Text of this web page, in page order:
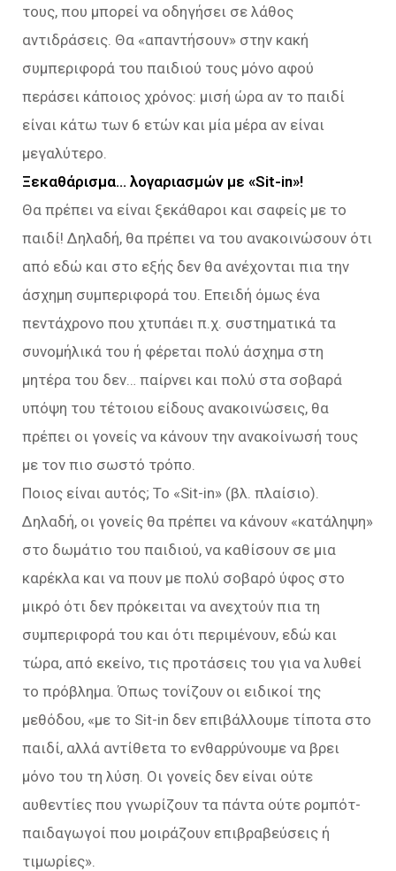
τους, που μπορεί να οδηγήσει σε λάθος
αντιδράσεις. Θα «απαντήσουν» στην κακή
συμπεριφορά του παιδιού τους μόνο αφού
περάσει κάποιος χρόνος: μισή ώρα αν το παιδί
είναι κάτω των 6 ετών και μία μέρα αν είναι
μεγαλύτερο.
Ξεκαθάρισμα… λογαριασμών με «Sit-in»!
Θα πρέπει να είναι ξεκάθαροι και σαφείς με το
παιδί! Δηλαδή, θα πρέπει να του ανακοινώσουν ότι
από εδώ και στο εξής δεν θα ανέχονται πια την
άσχημη συμπεριφορά του. Επειδή όμως ένα
πεντάχρονο που χτυπάει π.χ. συστηματικά τα
συνομήλικά του ή φέρεται πολύ άσχημα στη
μητέρα του δεν… παίρνει και πολύ στα σοβαρά
υπόψη του τέτοιου είδους ανακοινώσεις, θα
πρέπει οι γονείς να κάνουν την ανακοίνωσή τους
με τον πιο σωστό τρόπο.
Ποιος είναι αυτός; Το «Sit-in» (βλ. πλαίσιο).
Δηλαδή, οι γονείς θα πρέπει να κάνουν «κατάληψη»
στο δωμάτιο του παιδιού, να καθίσουν σε μια
καρέκλα και να πουν με πολύ σοβαρό ύφος στο
μικρό ότι δεν πρόκειται να ανεχτούν πια τη
συμπεριφορά του και ότι περιμένουν, εδώ και
τώρα, από εκείνο, τις προτάσεις του για να λυθεί
το πρόβλημα. Όπως τονίζουν οι ειδικοί της
μεθόδου, «με το Sit-in δεν επιβάλλουμε τίποτα στο
παιδί, αλλά αντίθετα το ενθαρρύνουμε να βρει
μόνο του τη λύση. Οι γονείς δεν είναι ούτε
αυθεντίες που γνωρίζουν τα πάντα ούτε ρομπότ-
παιδαγωγοί που μοιράζουν επιβραβεύσεις ή
τιμωρίες».